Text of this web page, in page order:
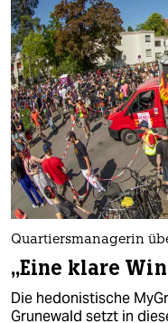
Quartiersmanagerin
„Eine klare
Die hedonistische
Grunewald setzt in